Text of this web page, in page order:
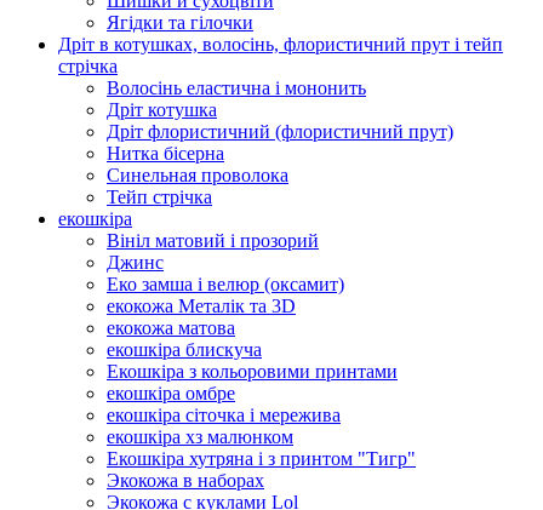
Ягідки та гілочки
Дріт в котушках, волосінь, флористичний прут і тейп
стрічка
Волосінь еластична і мононить
Дріт котушка
Дріт флористичний (флористичний прут)
Нитка бісерна
Синельная проволока
Тейп стрічка
екошкіра
Вініл матовий і прозорий
Джинс
Еко замша і велюр (оксамит)
екокожа Металік та 3D
екокожа матова
екошкіра блискуча
Екошкіра з кольоровими принтами
екошкіра омбре
екошкіра сіточка і мережива
екошкіра хз малюнком
Екошкіра хутряна і з принтом "Тигр"
Экокожа в наборах
Экокожа с куклами Lol